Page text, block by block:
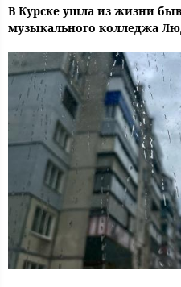
В Курске ушла из жизни
музыкального колледжа